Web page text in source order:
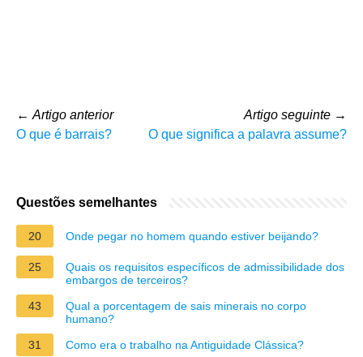
← Artigo anterior
O que é barrais?
Artigo seguinte →
O que significa a palavra assume?
Questões semelhantes
20 Onde pegar no homem quando estiver beijando?
25
Quais os requisitos específicos de admissibilidade dos
embargos de terceiros?
43
Qual a porcentagem de sais minerais no corpo
humano?
31
Como era o trabalho na Antiguidade Clássica?